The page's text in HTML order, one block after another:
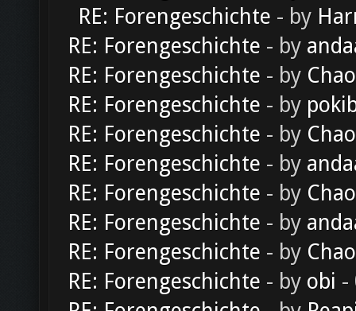
RE: Forengeschichte - by
RE: Forengeschichte - by
RE: Forengeschichte - by
RE: Forengeschichte - by
RE: Forengeschichte - by
RE: Forengeschichte - by
RE: Forengeschichte - by
RE: Forengeschichte - by
RE: Forengeschichte - by
RE: Forengeschichte - by obi -